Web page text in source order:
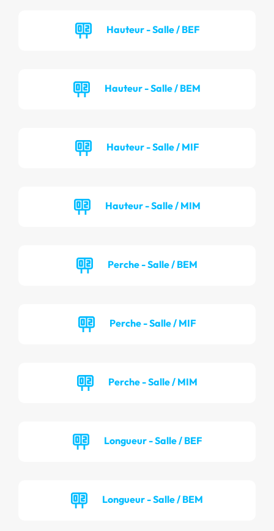
Hauteur - Salle / BEF
Hauteur - Salle / BEM
Hauteur - Salle / MIF
Hauteur - Salle / MIM
Perche - Salle / BEM
Perche - Salle / MIF
Perche - Salle / MIM
Longueur - Salle / BEF
Longueur - Salle / BEM